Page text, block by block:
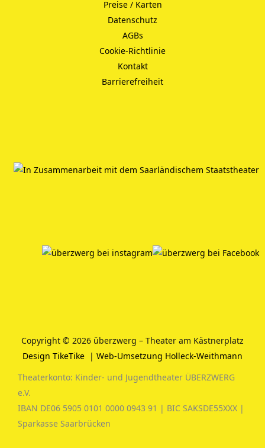
Preise / Karten
Datenschutz
AGBs
Cookie-Richtlinie
Kontakt
Barrierefreiheit
Copyright © 2026 überzwerg – Theater am Kästnerplatz
Design TikeTike | Web-Umsetzung Holleck-Weithmann
Theaterkonto: Kinder- und Jugendtheater ÜBERZWERG
e.V.
IBAN DE06 5905 0101 0000 0943 91 | BIC SAKSDE55XXX |
Sparkasse Saarbrücken